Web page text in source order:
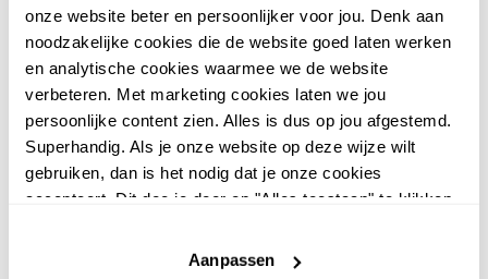
onze website beter en persoonlijker voor jou. Denk aan
noodzakelijke cookies die de website goed laten werken
en analytische cookies waarmee we de website
verbeteren. Met marketing cookies laten we jou
persoonlijke content zien. Alles is dus op jou afgestemd.
Superhandig. Als je onze website op deze wijze wilt
gebruiken, dan is het nodig dat je onze cookies
accepteert. Dit doe je door op "Alles toestaan" te klikken.
website niet optimaal functioneert.
Aanpassen